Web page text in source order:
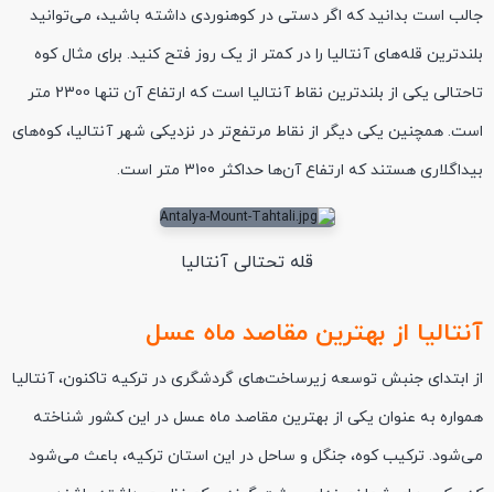
جالب است بدانید که اگر دستی در کوهنوردی داشته باشید، می‌توانید
بلند‌ترین قله‌های آنتالیا را در کمتر از یک روز فتح کنید. برای مثال کوه
تاحتالی یکی از بلند‌ترین نقاط آنتالیا است که ارتفاع آن تنها 2300 متر
است. همچنین یکی دیگر از نقاط مرتفع‌تر در نزدیکی شهر آنتالیا، کوه‌های
بیداگلاری هستند که ارتفاع آن‌ها حداکثر 3100 متر است.
قله تحتالی آنتالیا
آنتالیا از بهترین مقاصد ماه عسل
از ابتدای جنبش توسعه زیرساخت‌های گردشگری در ترکیه تاکنون، آنتالیا
همواره به عنوان یکی از بهترین مقاصد ماه عسل در این کشور شناخته
می‌شود. ترکیب کوه، جنگل و ساحل در این استان ترکیه، باعث می‌شود